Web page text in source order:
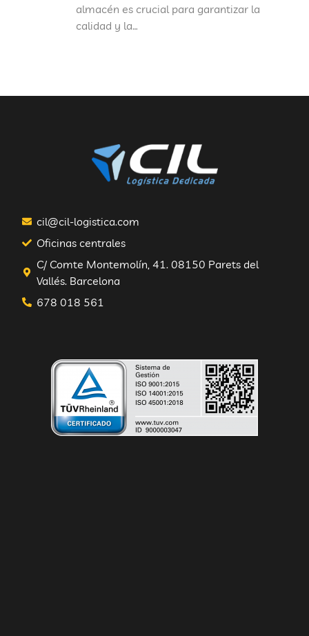
almacén es crucial para garantizar la
calidad y la…
cil@cil-logistica.com
Oficinas centrales
C/ Comte Montemolín, 41. 08150 Parets del
Vallés. Barcelona
678 018 561